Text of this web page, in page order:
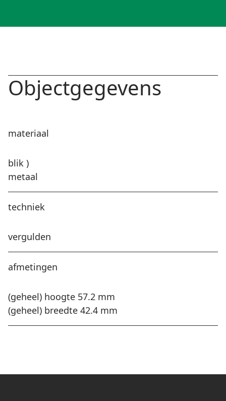
Objectgegevens
materiaal
blik )
metaal
techniek
vergulden
afmetingen
(geheel) hoogte 57.2 mm
(geheel) breedte 42.4 mm